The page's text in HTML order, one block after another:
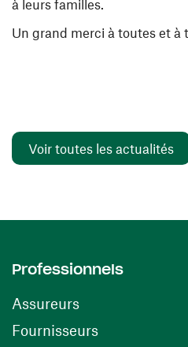
à leurs familles.
Un grand merci à toutes et à
Voir toutes les actualités
Professionnels
Assureurs
Fournisseurs(ouvre une